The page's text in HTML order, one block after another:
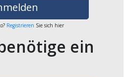
Registrieren Sie sich hier
ein